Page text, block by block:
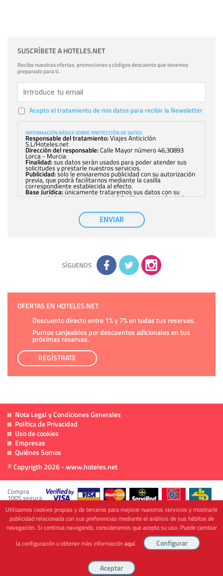
SUSCRÍBETE A HOTELES.NET
Recibe nuestras ofertas, promociones y códigos descuento que tenemos
preparado para ti.
Acepto el tratamiento de mis datos para recibir la Newsletter
INFORMACIÓN BÁSICA SOBRE PROTECCIÓN DE DATOS
Responsable del tratamiento:Viajes Anticiclón
S.L/Hoteles.net
Dirección del responsable:Calle Mayor número 46,30893
Lorca - Murcia
Finalidad:sus datos serán usados para poder atender sus
solicitudes y prestarle nuestros servicios.
Publicidad:solo le enviaremos publicidad con su autorización
previa, que podrá facilitarnos mediante la casilla
correspondiente establecida al efecto.
Base Jurídica:únicamente trataremos sus datos con su
consentimiento previo, que podrá facilitarnos mediante la
con carácter general, sólo el personal de
nuestra entidad que esté debidamente autorizado podrá
tener conocimiento de la información que le pedimos. No se
comunicarán datos a terceros.
adicional y detallada sobre cómo tratamos sus datos en la
política de privacidad
ENVIAR
SÍGUENOS
OFERTAS EN HOTELES.NET
Descuento directo entre 1% y 7% en todas tus reservas.
Puntos canjeables por descuentos adicionales en tus
próximas reservas.
REGÍSTRATE
Nota Legal y Condiciones Generales
Política de Privacidad
Uso de cookies
Empresas
Quiénes Somos
© Copyrigth 2026 - www.hoteles.net
Compra
100% segura
Cofinanciado por
Viajes Anticiclón, S.L. Agencia de Viajes Online - C.I. MU-107-2-25. C/ Mayor nº46 Bajo,
Utilizamos cookies propias y de terceros para mejorar nuestros servicios y mostrarle
publicidad relacionada con sus preferencias mediante el análisis de sus hábitos de
navegación. Si continua navegando, consideramos que acepta su uso. Puede cambiar
la configuración u obtener más informaciónaquí.